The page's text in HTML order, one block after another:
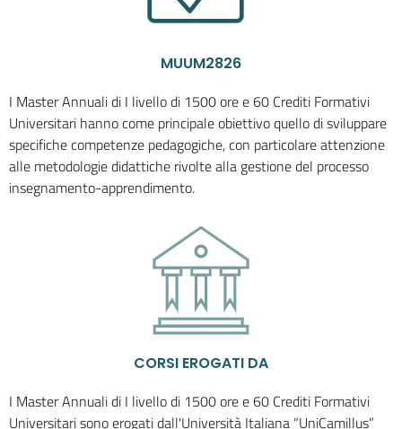
MUUM2826
I Master Annuali di I livello di 1500 ore e 60 Crediti Formativi
Universitari hanno come principale obiettivo quello di sviluppare
specifiche competenze pedagogiche, con particolare attenzione
alle metodologie didattiche rivolte alla gestione del processo
insegnamento-apprendimento.
CORSI EROGATI DA
I Master Annuali di I livello di 1500 ore e 60 Crediti Formativi
Universitari sono erogati dall'Università Italiana “UniCamillus”